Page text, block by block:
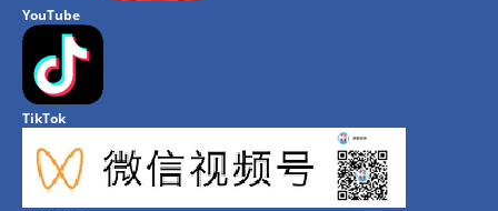
YouTube
TikTok